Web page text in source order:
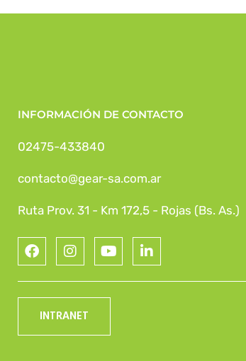
INFORMACIÓN DE CONTACTO
02475-433840
contacto@gear-sa.com.ar
Ruta Prov. 31 - Km 172,5 - Rojas (Bs. As.)
INTRANET